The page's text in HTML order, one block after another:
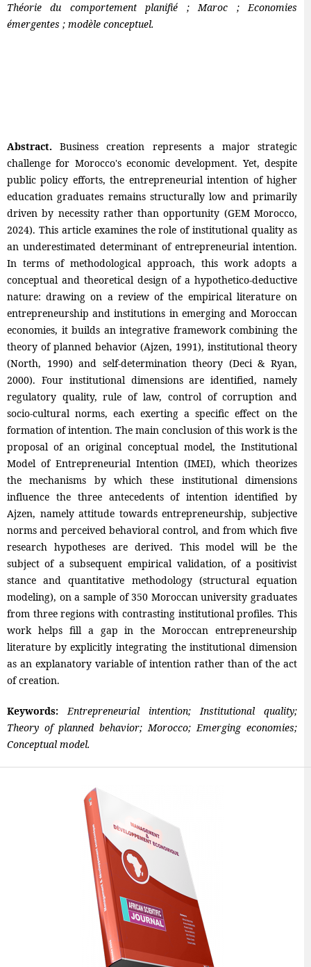
Théorie du comportement planifié ; Maroc ; Economies
émergentes ; modèle conceptuel.
Abstract.Business creation represents a major strategic
challenge for Morocco's economic development. Yet, despite
public policy efforts, the entrepreneurial intention of higher
education graduates remains structurally low and primarily
driven by necessity rather than opportunity (GEM Morocco,
2024). This article examines the role of institutional quality as
an underestimated determinant of entrepreneurial intention.
In terms of methodological approach, this work adopts a
conceptual and theoretical design of a hypothetico-deductive
nature: drawing on a review of the empirical literature on
entrepreneurship and institutions in emerging and Moroccan
economies, it builds an integrative framework combining the
theory of planned behavior (Ajzen, 1991), institutional theory
(North, 1990) and self-determination theory (Deci & Ryan,
2000). Four institutional dimensions are identified, namely
regulatory quality, rule of law, control of corruption and
socio-cultural norms, each exerting a specific effect on the
formation of intention. The main conclusion of this work is the
proposal of an original conceptual model, the Institutional
Model of Entrepreneurial Intention (IMEI), which theorizes
the mechanisms by which these institutional dimensions
influence the three antecedents of intention identified by
Ajzen, namely attitude towards entrepreneurship, subjective
norms and perceived behavioral control, and from which five
research hypotheses are derived. This model will be the
subject of a subsequent empirical validation, of a positivist
stance and quantitative methodology (structural equation
modeling), on a sample of 350 Moroccan university graduates
from three regions with contrasting institutional profiles. This
work helps fill a gap in the Moroccan entrepreneurship
literature by explicitly integrating the institutional dimension
as an explanatory variable of intention rather than of the act
of creation.
Keywords:Entrepreneurial intention; Institutional quality;
Theory of planned behavior; Morocco; Emerging economies;
Conceptual model.